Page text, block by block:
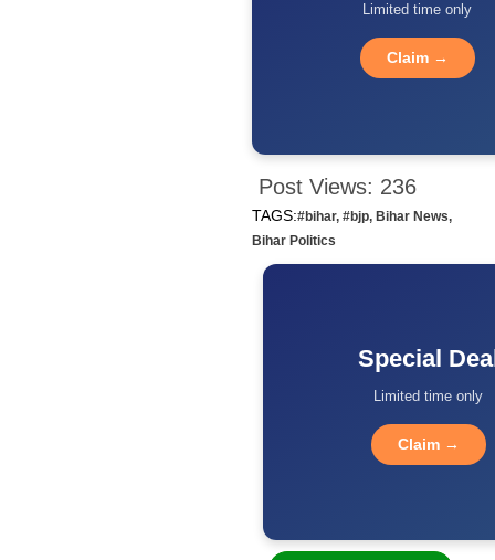
Limited time only
Claim →
Post Views: 236
TAGS:#bihar, #bjp, Bihar News,
Bihar Politics
Special
Limited time only
Claim →